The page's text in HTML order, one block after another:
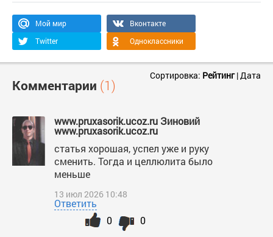
Мой мир
Вконтакте
Twitter
Одноклассники
Комментарии (1)
Сортировка: Рейтинг|Дата
www.pruxasorik.ucoz.ru Зиновий
www.pruxasorik.ucoz.ru
статья хорошая, успел уже и руку
сменить. Тогда и целлюлита было
меньше
13 июл 2026 10:48
Ответить
0
0